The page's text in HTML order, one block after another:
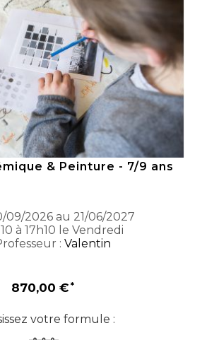
& Peinture - 7/9 ans
09/2026 au 21/06/2027
à 17h10 le Vendredi
: Valentin
870,00 €
votre formule :